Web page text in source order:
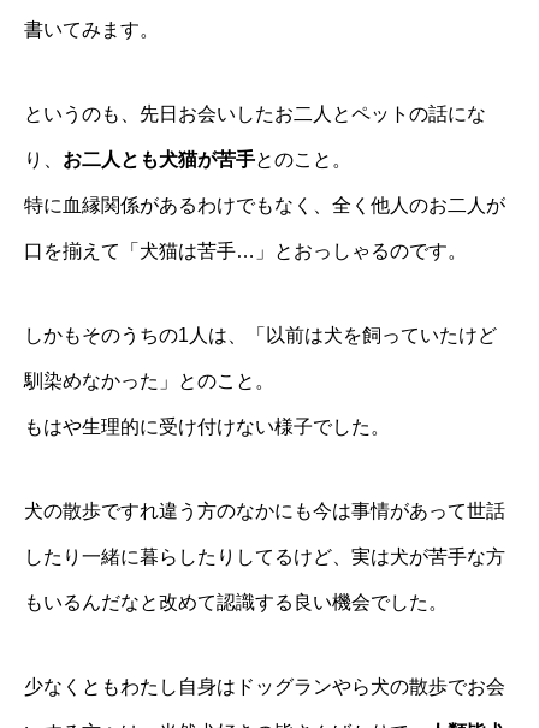
書いてみます。
というのも、先日お会いしたお二人とペットの話にな
り、 お二人とも犬猫が苦手とのこと。
特に血縁関係があるわけでもなく、全く他人のお二人が
口を揃えて「犬猫は苦手…」とおっしゃるのです。
しかもそのうちの1人は、「以前は犬を飼っていたけど
馴染めなかった」とのこと。
もはや生理的に受け付けない様子でした。
犬の散歩ですれ違う方のなかにも今は事情があって世話
したり一緒に暮らしたりしてるけど、実は犬が苦手な方
もいるんだなと改めて認識する良い機会でした。
少なくともわたし自身はドッグランやら犬の散歩でお会